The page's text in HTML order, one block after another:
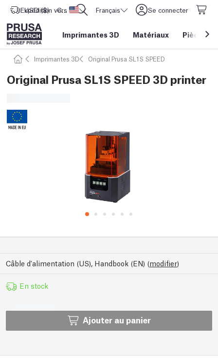
Expédition vers Etats-Unis d'Amérique
USD ($) CORE One L: Maintenant en stock ! Français Se connecter
Imprimantes 3D Matériaux Pièces&
Imprimantes 3D Original Prusa SL1S SPEED
Original Prusa SL1S SPEED 3D printer
Câble d'alimentation (US), Handbook (EN) (modifier)
En stock
Ajouter au panier